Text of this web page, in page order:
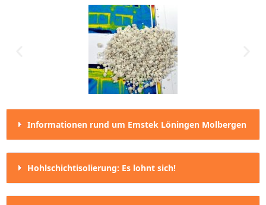
Informationen rund um Emstek Löningen Molbergen
Hohlschichtisolierung: Es lohnt sich!